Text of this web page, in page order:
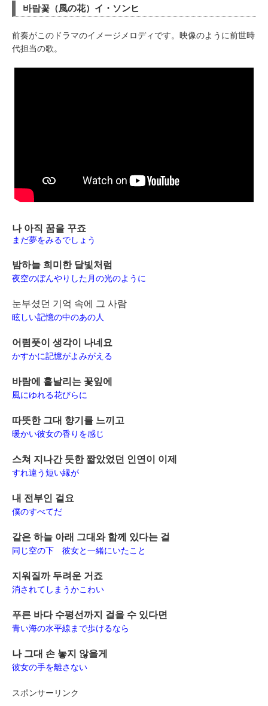
바람꽃（風の花）イ・ソンヒ
前奏がこのドラマのイメージメロディです。映像のように前世時
代担当の歌。
나 아직 꿈을 꾸죠
まだ夢をみるでしょう
밤하늘 희미한 달빛처럼
夜空のぼんやりした月の光のように
눈부셨던 기억 속에 그 사람
眩しい記憶の中のあの人
어렴풋이 생각이 나네요
かすかに記憶がよみがえる
바람에 흩날리는 꽃잎에
風にゆれる花びらに
따뜻한 그대 향기를 느끼고
暖かい彼女の香りを感じ
스쳐 지나간 듯한 짧았었던 인연이 이제
すれ違う短い縁が
내 전부인 걸요
僕のすべてだ
같은 하늘 아래 그대와 함께 있다는 걸
同じ空の下 彼女と一緒にいたこと
지워질까 두려운 거죠
消されてしまうかこわい
푸른 바다 수평선까지 걸을 수 있다면
青い海の水平線まで歩けるなら
나 그대 손 놓지 않을게
彼女の手を離さない
スポンサーリンク